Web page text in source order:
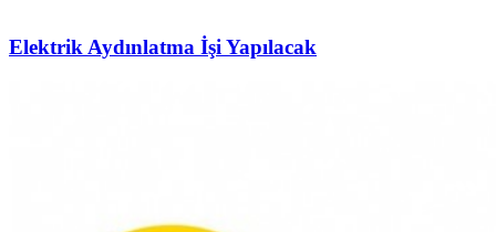
Elektrik Aydınlatma İşi Yapılacak